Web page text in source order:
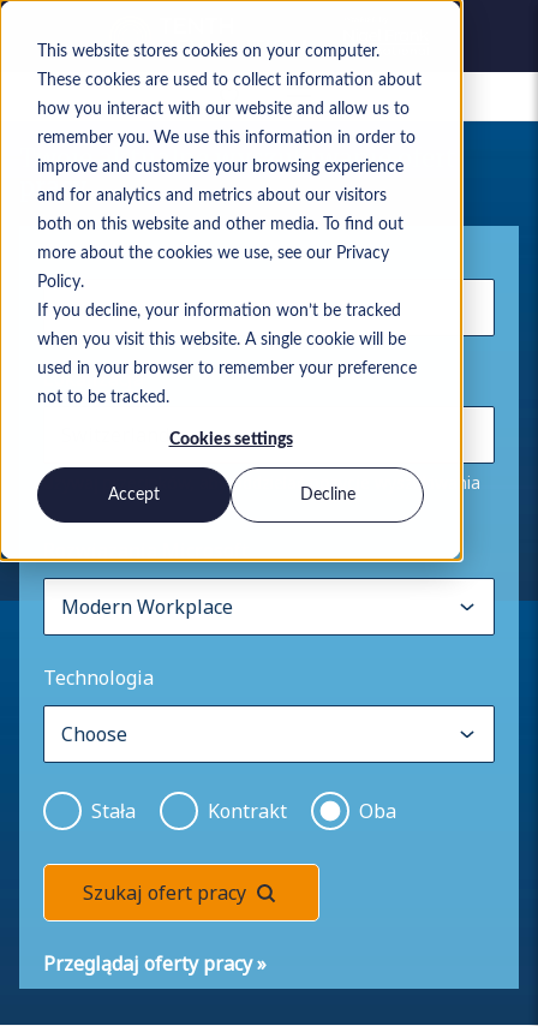
This website stores cookies on your computer.
These cookies are used to collect information about
how you interact with our website and allow us to
remember you. We use this information in order to
improve and customize your browsing experience
and for analytics and metrics about our visitors
both on this website and other media. To find out
more about the cookies we use, see our Privacy
Policy.
If you decline, your information won’t be tracked
when you visit this website. A single cookie will be
used in your browser to remember your preference
not to be tracked.
Cookies settings
Accept Decline
Zapisane oferty pracy
Twoje aktualne wyszukiwanie ofert
pracy
Słowo kluczowe
Lokalizacja
Używaj przecinków, aby oddzielać pozycje wyszukiwania
Technologia
Stała Kontrakt Oba
Szukaj ofert pracy
Przeglądaj oferty pracy»